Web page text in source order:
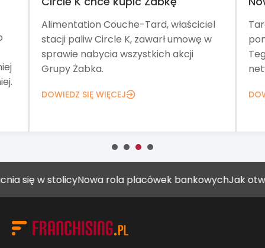
Alimentation Couche-Tard, właściciel
stacji paliw Circle K, zawarł umowę w
sprawie nabycia wszystkich akcji
Grupy Żabka.
DOWIEDZ SIĘ WIĘCEJ
w stolicyNowa rola placówek bankowychJak otworzyć